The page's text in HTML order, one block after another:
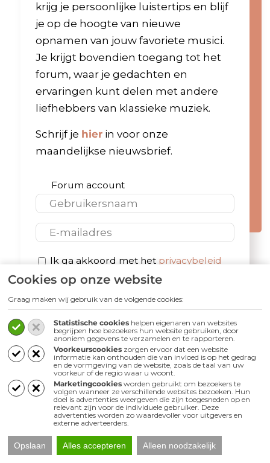
Cookies op onze website
Graag maken wij gebruik van de volgende cookies:
Statistische cookies helpen eigenaren van websites
begrijpen hoe bezoekers hun website gebruiken, door
anoniem gegevens te verzamelen en te rapporteren.
Voorkeurscookies zorgen ervoor dat een website
informatie kan onthouden die van invloed is op het gedrag
en de vormgeving van de website, zoals de taal van uw
voorkeur of de regio waar u woont.
Marketingcookies worden gebruikt om bezoekers te
volgen wanneer ze verschillende websites bezoeken. Hun
doel is advertenties weergeven die zijn toegesneden op en
relevant zijn voor de individuele gebruiker. Deze
advertenties worden zo waardevoller voor uitgevers en
externe adverteerders.
Opslaan Alles accepteren Alleen noodzakelijk
krijg je persoonlijke luistertips en blijf
je op de hoogte van nieuwe
opnamen van jouw favoriete musici.
Je krijgt bovendien toegang tot het
forum, waar je gedachten en
ervaringen kunt delen met andere
liefhebbers van klassieke muziek.
Schrijf je hierin voor onze
maandelijkse nieuwsbrief.
Forum account
E-mail
Privacybeleid
*
Ik ga akkoord met het privacybeleid
Volg ons